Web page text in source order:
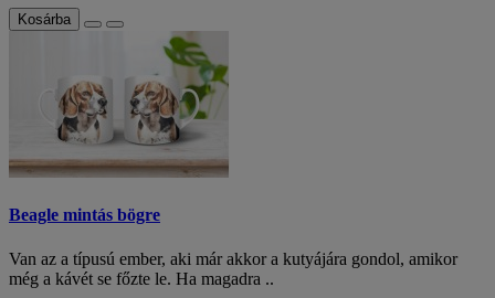
Kosárba
Beagle mintás bögre
Van az a típusú ember, aki már akkor a kutyájára gondol, amikor
még a kávét se főzte le. Ha magadra ..